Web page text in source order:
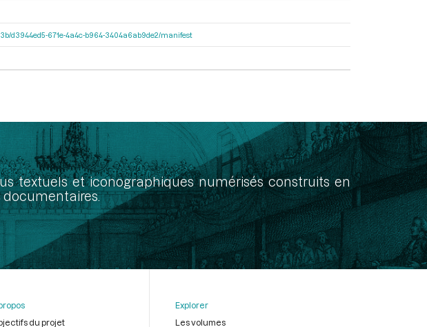
d3944ed5-671e-4a4c-b964-3404a6ab9de2/manifest
textuels et iconographiques numérisés construits en
documentaires.
du projet
Explorer
Les volumes